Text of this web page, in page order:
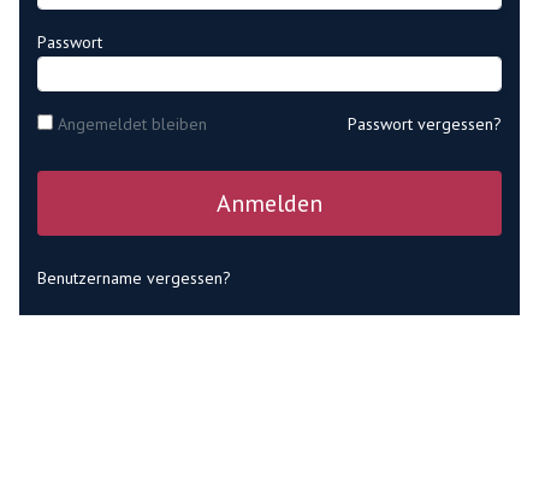
Passwort
Angemeldet bleiben Passwort vergessen?
Anmelden
Benutzername vergessen?